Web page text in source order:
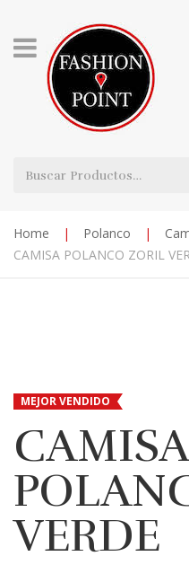
Home | Polanco |
CAMISA POLANCO ZORIL
MEJOR VENDIDO
CAMISA
VERDE